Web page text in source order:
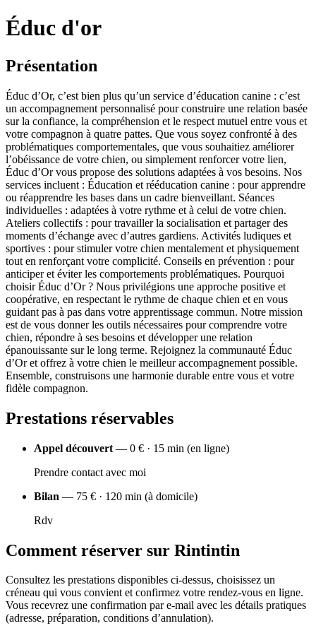
Éduc d'or
Présentation
Éduc d’Or, c’est bien plus qu’un service d’éducation canine : c’est
un accompagnement personnalisé pour construire une relation basée
sur la confiance, la compréhension et le respect mutuel entre vous et
votre compagnon à quatre pattes. Que vous soyez confronté à des
problématiques comportementales, que vous souhaitiez améliorer
l’obéissance de votre chien, ou simplement renforcer votre lien,
Éduc d’Or vous propose des solutions adaptées à vos besoins. Nos
services incluent : Éducation et rééducation canine : pour apprendre
ou réapprendre les bases dans un cadre bienveillant. Séances
individuelles : adaptées à votre rythme et à celui de votre chien.
Ateliers collectifs : pour travailler la socialisation et partager des
moments d’échange avec d’autres gardiens. Activités ludiques et
sportives : pour stimuler votre chien mentalement et physiquement
tout en renforçant votre complicité. Conseils en prévention : pour
anticiper et éviter les comportements problématiques. Pourquoi
choisir Éduc d’Or ? Nous privilégions une approche positive et
coopérative, en respectant le rythme de chaque chien et en vous
guidant pas à pas dans votre apprentissage commun. Notre mission
est de vous donner les outils nécessaires pour comprendre votre
chien, répondre à ses besoins et développer une relation
épanouissante sur le long terme. Rejoignez la communauté Éduc
d’Or et offrez à votre chien le meilleur accompagnement possible.
Ensemble, construisons une harmonie durable entre vous et votre
fidèle compagnon.
Prestations réservables
Appel découvert — 0 € · 15 min (en ligne)
Prendre contact avec moi
Bilan — 75 € · 120 min (à domicile)
Rdv
Comment réserver sur Rintintin
Consultez les prestations disponibles ci-dessus, choisissez un
créneau qui vous convient et confirmez votre rendez-vous en ligne.
Vous recevrez une confirmation par e-mail avec les détails pratiques
(adresse, préparation, conditions d’annulation).